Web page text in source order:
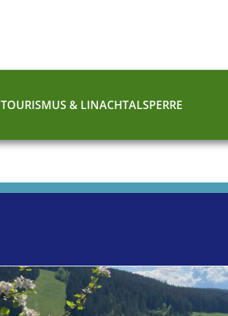
TOURISMUS & LINACHTALSPERRE